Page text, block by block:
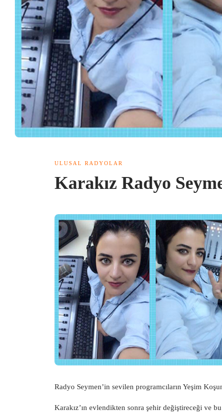
ULUSAL RADYOLAR
Karakız Radyo
Radyo Seymen’in sevilen programcıların Yeşim
Karakız’ın evlendikten sonra şehir değiştireceği ve